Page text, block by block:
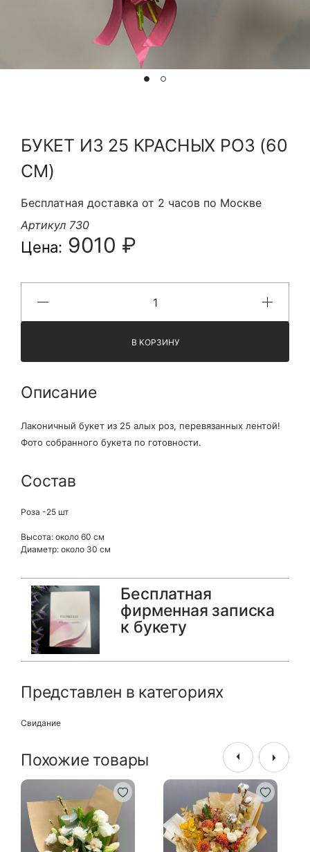
БУКЕТ ИЗ 25 КРАСНЫХ РОЗ (60
СМ)
Бесплатная доставка от 2 часов по Москве
Артикул 730
Цена: 9010 ₽
В КОРЗИНУ
Описание
Лаконичный букет из 25 алых роз, перевязанных лентой!
Фото собранного букета по готовности.
Состав
Роза -25 шт
Высота: около 60 см
Диаметр: около 30 см
Бесплатная
фирменная записка
к букету
Представлен в категориях
Свидание
Похожие товары